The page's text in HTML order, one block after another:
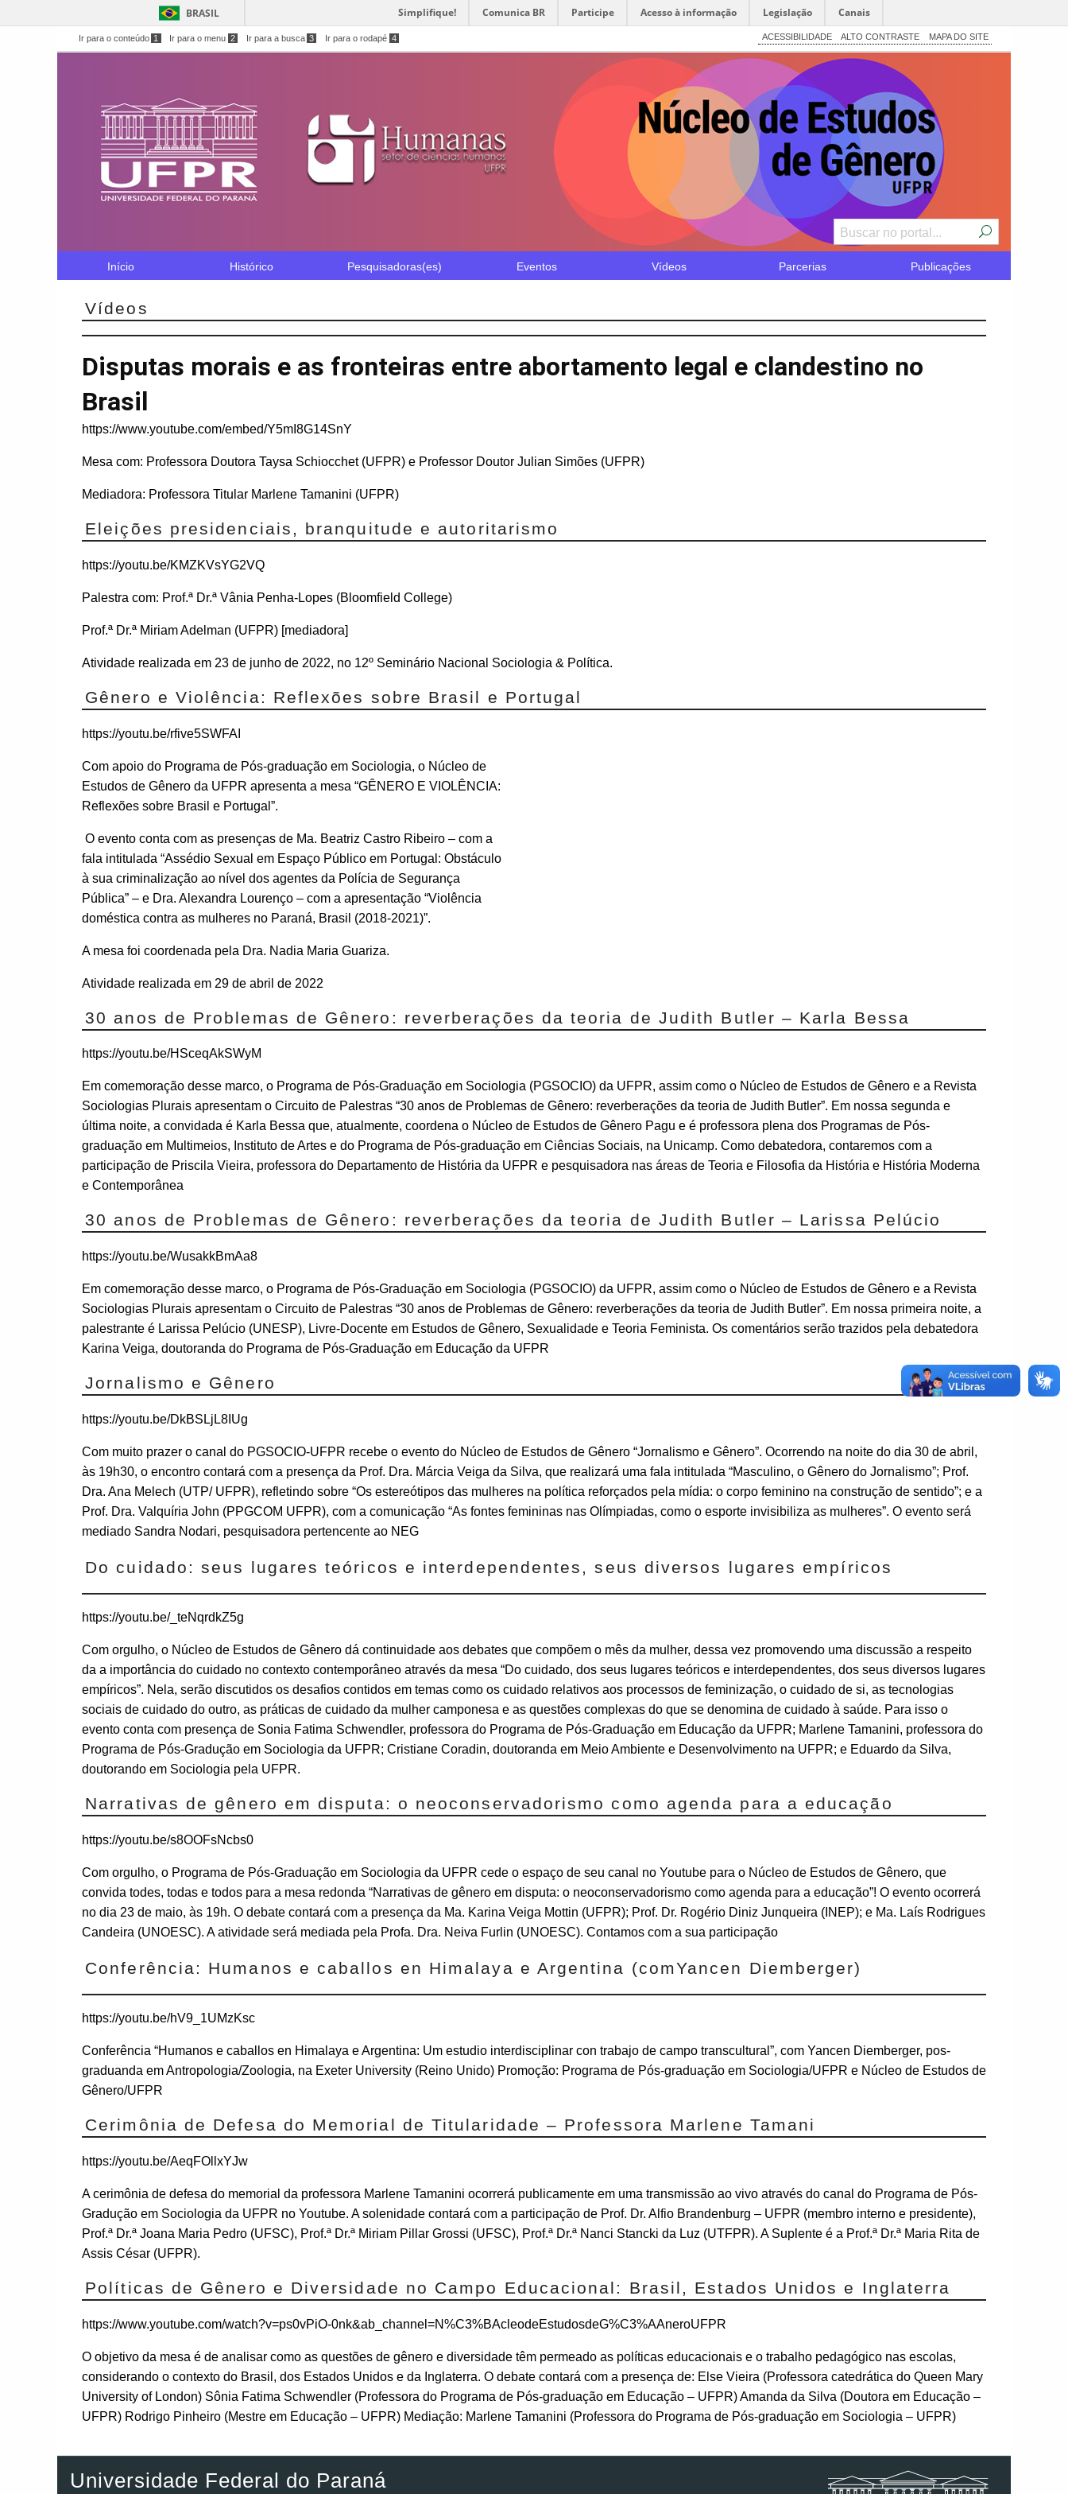
BRASIL Simplifique! Comunica BR Participe Acesso à informação Legislação Canais
Ir para o conteúdo 1 Ir para o menu 2 Ir para a busca 3 Ir para o rodapé 4 ACESSIBILIDADE ALTO CONTRASTE MAPA DO SITE
Início Histórico Pesquisadoras(es) Eventos Vídeos Parcerias Publicações
Vídeos
Disputas morais e as fronteiras entre abortamento legal e clandestino no
Brasil
https://www.youtube.com/embed/Y5mI8G14SnY
Mesa com: Professora Doutora Taysa Schiocchet (UFPR) e Professor Doutor Julian Simões (UFPR)
Mediadora: Professora Titular Marlene Tamanini (UFPR)
Eleições presidenciais, branquitude e autoritarismo
https://youtu.be/KMZKVsYG2VQ
Palestra com: Prof.ª Dr.ª Vânia Penha-Lopes (Bloomfield College)
Prof.ª Dr.ª Miriam Adelman (UFPR) [mediadora]
Atividade realizada em 23 de junho de 2022, no 12º Seminário Nacional Sociologia & Política.
Gênero e Violência: Reflexões sobre Brasil e Portugal
https://youtu.be/rfive5SWFAI
Com apoio do Programa de Pós-graduação em Sociologia, o Núcleo de
Estudos de Gênero da UFPR apresenta a mesa “GÊNERO E VIOLÊNCIA:
Reflexões sobre Brasil e Portugal”.
O evento conta com as presenças de Ma. Beatriz Castro Ribeiro – com a
fala intitulada “Assédio Sexual em Espaço Público em Portugal: Obstáculo
à sua criminalização ao nível dos agentes da Polícia de Segurança
Pública” – e Dra. Alexandra Lourenço – com a apresentação “Violência
doméstica contra as mulheres no Paraná, Brasil (2018-2021)”.
A mesa foi coordenada pela Dra. Nadia Maria Guariza.
Atividade realizada em 29 de abril de 2022
30 anos de Problemas de Gênero: reverberações da teoria de Judith Butler – Karla Bessa
https://youtu.be/HSceqAkSWyM
Em comemoração desse marco, o Programa de Pós-Graduação em Sociologia (PGSOCIO) da UFPR, assim como o Núcleo de Estudos de Gênero e a Revista
Sociologias Plurais apresentam o Circuito de Palestras “30 anos de Problemas de Gênero: reverberações da teoria de Judith Butler”. Em nossa segunda e
última noite, a convidada é Karla Bessa que, atualmente, coordena o Núcleo de Estudos de Gênero Pagu e é professora plena dos Programas de Pós-
graduação em Multimeios, Instituto de Artes e do Programa de Pós-graduação em Ciências Sociais, na Unicamp. Como debatedora, contaremos com a
participação de Priscila Vieira, professora do Departamento de História da UFPR e pesquisadora nas áreas de Teoria e Filosofia da História e História Moderna
e Contemporânea
30 anos de Problemas de Gênero: reverberações da teoria de Judith Butler – Larissa Pelúcio
https://youtu.be/WusakkBmAa8
Em comemoração desse marco, o Programa de Pós-Graduação em Sociologia (PGSOCIO) da UFPR, assim como o Núcleo de Estudos de Gênero e a Revista
Sociologias Plurais apresentam o Circuito de Palestras “30 anos de Problemas de Gênero: reverberações da teoria de Judith Butler”. Em nossa primeira noite, a
palestrante é Larissa Pelúcio (UNESP), Livre-Docente em Estudos de Gênero, Sexualidade e Teoria Feminista. Os comentários serão trazidos pela debatedora
Karina Veiga, doutoranda do Programa de Pós-Graduação em Educação da UFPR
Jornalismo e Gênero
https://youtu.be/DkBSLjL8IUg
Com muito prazer o canal do PGSOCIO-UFPR recebe o evento do Núcleo de Estudos de Gênero “Jornalismo e Gênero”. Ocorrendo na noite do dia 30 de abril,
às 19h30, o encontro contará com a presença da Prof. Dra. Márcia Veiga da Silva, que realizará uma fala intitulada “Masculino, o Gênero do Jornalismo”; Prof.
Dra. Ana Melech (UTP/ UFPR), refletindo sobre “Os estereótipos das mulheres na política reforçados pela mídia: o corpo feminino na construção de sentido”; e a
Prof. Dra. Valquíria John (PPGCOM UFPR), com a comunicação “As fontes femininas nas Olímpiadas, como o esporte invisibiliza as mulheres”. O evento será
mediado Sandra Nodari, pesquisadora pertencente ao NEG
Do cuidado: seus lugares teóricos e interdependentes, seus diversos lugares empíricos
https://youtu.be/_teNqrdkZ5g
Com orgulho, o Núcleo de Estudos de Gênero dá continuidade aos debates que compõem o mês da mulher, dessa vez promovendo uma discussão a respeito
da a importância do cuidado no contexto contemporâneo através da mesa “Do cuidado, dos seus lugares teóricos e interdependentes, dos seus diversos lugares
empíricos”. Nela, serão discutidos os desafios contidos em temas como os cuidado relativos aos processos de feminização, o cuidado de si, as tecnologias
sociais de cuidado do outro, as práticas de cuidado da mulher camponesa e as questões complexas do que se denomina de cuidado à saúde. Para isso o
evento conta com presença de Sonia Fatima Schwendler, professora do Programa de Pós-Graduação em Educação da UFPR; Marlene Tamanini, professora do
Programa de Pós-Gradução em Sociologia da UFPR; Cristiane Coradin, doutoranda em Meio Ambiente e Desenvolvimento na UFPR; e Eduardo da Silva,
doutorando em Sociologia pela UFPR.
Narrativas de gênero em disputa: o neoconservadorismo como agenda para a educação
https://youtu.be/s8OOFsNcbs0
Com orgulho, o Programa de Pós-Graduação em Sociologia da UFPR cede o espaço de seu canal no Youtube para o Núcleo de Estudos de Gênero, que
convida todes, todas e todos para a mesa redonda “Narrativas de gênero em disputa: o neoconservadorismo como agenda para a educação”! O evento ocorrerá
no dia 23 de maio, às 19h. O debate contará com a presença da Ma. Karina Veiga Mottin (UFPR); Prof. Dr. Rogério Diniz Junqueira (INEP); e Ma. Laís Rodrigues
Candeira (UNOESC). A atividade será mediada pela Profa. Dra. Neiva Furlin (UNOESC). Contamos com a sua participação
Conferência: Humanos e caballos en Himalaya e Argentina (comYancen Diemberger)
https://youtu.be/hV9_1UMzKsc
Conferência “Humanos e caballos en Himalaya e Argentina: Um estudio interdisciplinar con trabajo de campo transcultural”, com Yancen Diemberger, pos-
graduanda em Antropologia/Zoologia, na Exeter University (Reino Unido) Promoção: Programa de Pós-graduação em Sociologia/UFPR e Núcleo de Estudos de
Gênero/UFPR
Cerimônia de Defesa do Memorial de Titularidade – Professora Marlene Tamani
https://youtu.be/AeqFOllxYJw
A cerimônia de defesa do memorial da professora Marlene Tamanini ocorrerá publicamente em uma transmissão ao vivo através do canal do Programa de Pós-
Gradução em Sociologia da UFPR no Youtube. A solenidade contará com a participação de Prof. Dr. Alfio Brandenburg – UFPR (membro interno e presidente),
Prof.ª Dr.ª Joana Maria Pedro (UFSC), Prof.ª Dr.ª Miriam Pillar Grossi (UFSC), Prof.ª Dr.ª Nanci Stancki da Luz (UTFPR). A Suplente é a Prof.ª Dr.ª Maria Rita de
Assis César (UFPR).
Políticas de Gênero e Diversidade no Campo Educacional: Brasil, Estados Unidos e Inglaterra
https://www.youtube.com/watch?v=ps0vPiO-0nk&ab_channel=N%C3%BAcleodeEstudosdeG%C3%AAneroUFPR
O objetivo da mesa é de analisar como as questões de gênero e diversidade têm permeado as políticas educacionais e o trabalho pedagógico nas escolas,
considerando o contexto do Brasil, dos Estados Unidos e da Inglaterra. O debate contará com a presença de: Else Vieira (Professora catedrática do Queen Mary
University of London) Sônia Fatima Schwendler (Professora do Programa de Pós-graduação em Educação – UFPR) Amanda da Silva (Doutora em Educação –
UFPR) Rodrigo Pinheiro (Mestre em Educação – UFPR) Mediação: Marlene Tamanini (Professora do Programa de Pós-graduação em Sociologia – UFPR)
Universidade Federal do Paraná